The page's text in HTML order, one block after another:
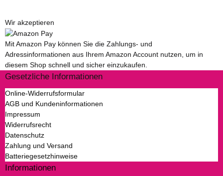
Wir akzeptieren
Mit Amazon Pay können Sie die Zahlungs- und
Adressinformationen aus Ihrem Amazon Account nutzen, um in
diesem Shop schnell und sicher einzukaufen.
Gesetzliche Informationen
Online-Widerrufsformular
AGB und Kundeninformationen
Impressum
Widerrufsrecht
Datenschutz
Zahlung und Versand
Batteriegesetzhinweise
Informationen